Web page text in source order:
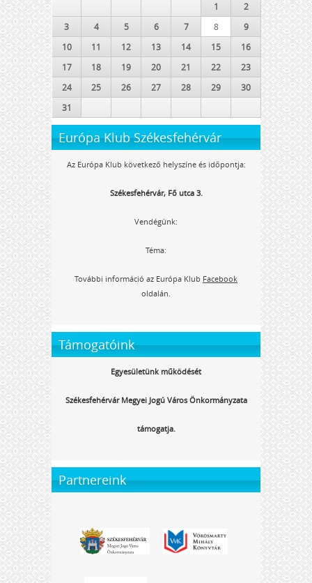
1
2
3
4 5 6 7 8
9
10
11 12 13 14 15
16
17
18 19 20 21 22
23
24
25 26 27 28 29
30
31
Európa Klub Székesfehérvár
Az Európa Klub következő helyszíne és időpontja:
Székesfehérvár, Fő utca 3.
Vendégünk:
Téma:
További információ az Európa Klub Facebook
oldalán.
Támogatóink
Egyesületünk működését
Székesfehérvár Megyei Jogú Város Önkormányzata
támogatja.
Partnereink